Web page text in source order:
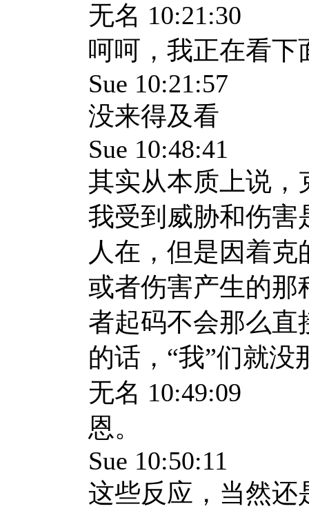
无名 10:21:30
呵呵，我正在看下
Sue 10:21:57
没来得及看
Sue 10:48:41
其实从本质上说，
我受到威胁和伤害
人在，但是因着
或者伤害产生的那
者起码不会那么直
的话，“我”们就
无名 10:49:09
恩。
Sue 10:50:11
这些反应，当然还